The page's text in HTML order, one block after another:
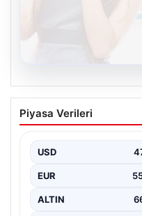
Kelebek.Org İle
Adresi Ve Sohbet
sağlaması kritik bir
Piyasa Verileri
USD
EUR
ALTIN